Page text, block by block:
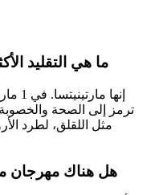
ما هي التقليد
ترمز إلى الصحة
مثل اللقلق، لطرد
هل هناك مهرجان